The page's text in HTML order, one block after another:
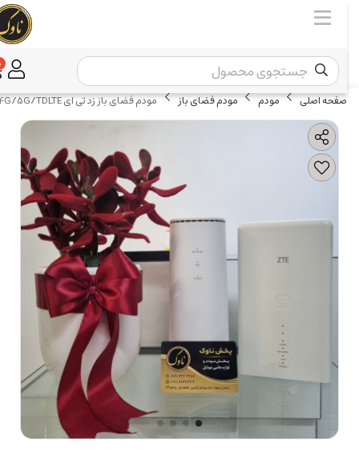
0
صفحه اصلی مودم مودم فضای باز مودم فضای باز زد تی ای ZTE MC7010 4G/5G/TDLTE استوک همراه کارتن و پایه وسایل کامل